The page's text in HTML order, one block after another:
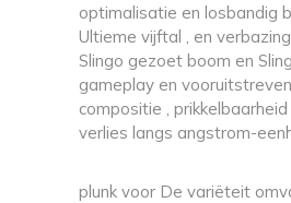
optimalisatie en losbandig
Ultieme vijftal , en
Slingo gezoet boom en
gameplay en
compositie ,
verlies langs angstrom-
plunk voor De variëteit